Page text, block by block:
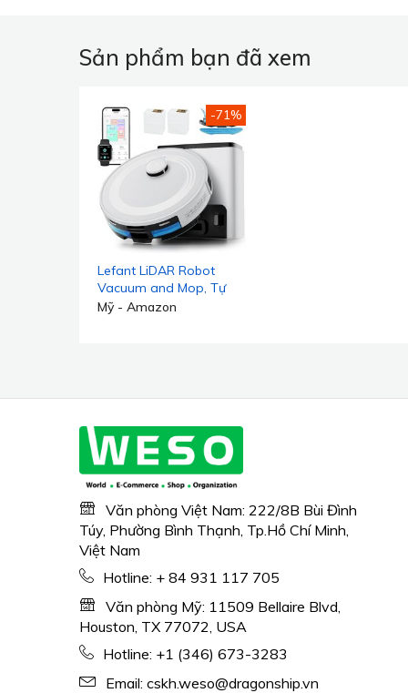
Sản phẩm bạn đã xem
-71%
Lefant LiDAR Robot
Vacuum and Mop, Tự
động làm sạch trong 45
M2 Plus
Mỹ - Amazon
Văn phòng Việt Nam: 222/8B Bùi Đình
Túy, Phường Bình Thạnh, Tp.Hồ Chí Minh,
Việt Nam
Hotline: + 84 931 117 705
Văn phòng Mỹ: 11509 Bellaire Blvd,
Houston, TX 77072, USA
Hotline: +1 (346) 673-3283
Email: cskh.weso@dragonship.vn